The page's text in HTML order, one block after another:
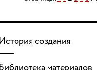
История создания
Библиотека материалов